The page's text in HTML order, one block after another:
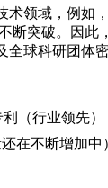
术领域，例如
断突破。因此
全球科研团体
（行业领先）
在不断增加中